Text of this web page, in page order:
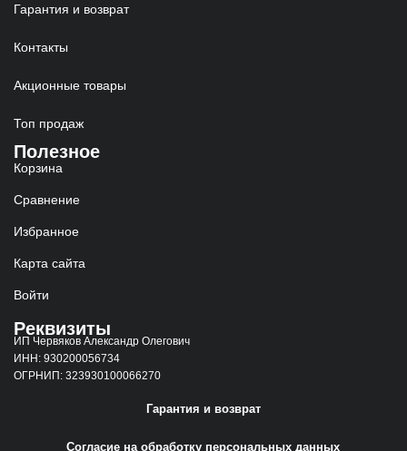
Гарантия и возврат
Контакты
Акционные товары
Топ продаж
Полезное
Корзина
Сравнение
Избранное
Карта сайта
Войти
Реквизиты
ИП Червяков Александр Олегович
ИНН: 930200056734
ОГРНИП: 323930100066270
Гарантия и возврат
Согласие на обработку персональных данных